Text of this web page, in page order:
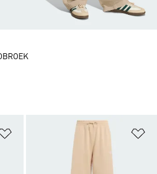
Op verlanglijst zetten